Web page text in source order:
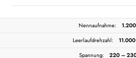
Nennaufnahme:
Leerlaufdrehzahl:
Spannung:
220 –